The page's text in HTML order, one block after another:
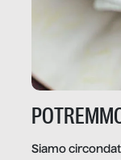
Siamo